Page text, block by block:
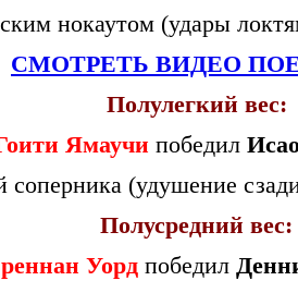
нокаутом (удары
СМОТРЕТЬ ВИДЕО
Полулегкий вес:
Ямаучи победил
соперника (удушение
Полусредний вес:
Уорд победил